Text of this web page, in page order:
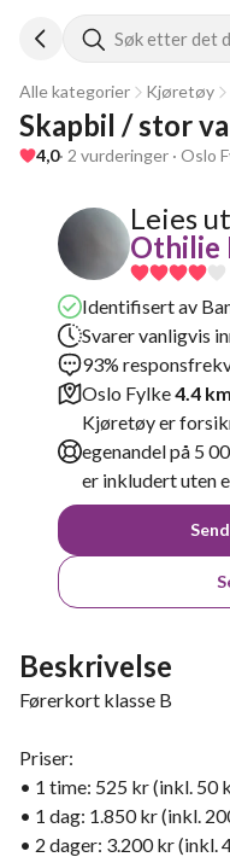
Søk etter det
Alle kategorier Kjøretøy
Skapbil / stor
4,0· 2 vurderinger · Oslo
Leies
Othilie
Identifisert av
Svarer vanligvis
93%
Oslo Fylke4.4 km
Kjøretøy er
egenandel på 5
er inkludert uten
Beskrivelse
Førerkort klasse B
Priser:
• 1 time: 525 kr (inkl. 50
• 1 dag: 1.850 kr (inkl.
• 2 dager: 3.200 kr (inkl.